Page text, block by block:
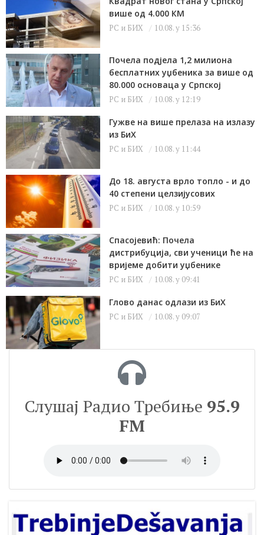
више од 4.000 КМ
РС и БИХ 10.08. у 15:36
Почела подјела 1,2 милиона
бесплатних уџбеника за више од
80.000 основаца у Српској
РС и БИХ 10.08. у 12:19
Гужве на више прелаза на излазу
из БиХ
РС и БИХ 10.08. у 11:44
До 18. августа врло топло - и до
40 степени целзијусових
РС и БИХ 10.08. у 10:59
Спасојевић: Почела
дистрибуција, сви ученици ће на
вријеме добити уџбенике
РС и БИХ 10.08. у 09:41
Глово данас одлази из БиХ
РС и БИХ 10.08. у 09:07
Слушај Радио Требиње 95.9
FM